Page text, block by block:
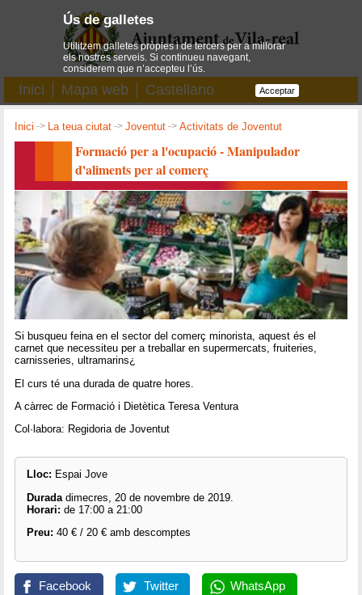
Inici Mapa web Castellano
Inici -> La teua ciutat ->Joventut ->Activitats de Joventut
Formació per a l'ocupació - Manipulador
d'aliments per al comerç
Si busqueu feina en el sector del comerç minorista, aquest és el
carnet que necessiteu per a treballar en supermercats, fruiteries,
carnisseries, ultramarins¿
El curs té una durada de quatre hores.
A càrrec de Formació i Dietètica Teresa Ventura
Col·labora: Regidoria de Joventut
Lloc: Espai Jove
Durada dimecres, 20 de novembre de 2019.
Horari: de 17:00 a 21:00
Preu: 40 € / 20 € amb descomptes
Facebook Twitter WhatsApp
Ús de galletes
Utilitzem galletes pròpies i de tercers per a millorar
els nostres serveis. Si continueu navegant,
considerem que n’accepteu l’ús.
Acceptar